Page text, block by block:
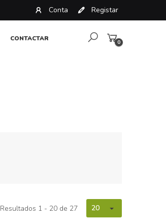
Conta Registar
CONTACTAR
0
Resultados 1 - 20 de 27 20